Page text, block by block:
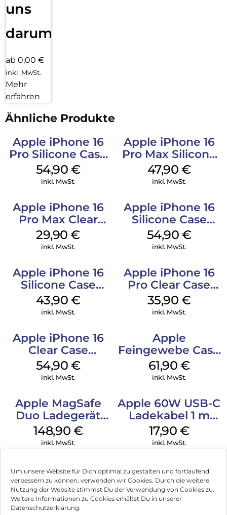
Um unsere Website für Dich optimal zu gestalten und fortlaufend
verbessern zu können, verwenden wir Cookies. Durch die weitere
Nutzung der Website stimmst Du der Verwendung von Cookies zu.
Weitere Informationen zu Cookies erhältst Du in unserer
Datenschutzerklärung.
uns
darum!
ab 0,00 €
inkl. MwSt.
Mehr
erfahren
Ähnliche Produkte
Apple iPhone 16
Pro Silicone Case
MagSafe Black
54,90 €
inkl. MwSt.
Apple iPhone 16
Pro Max Silicone
Case MagSafe
Black
47,90 €
inkl. MwSt.
Apple iPhone 16
Pro Max Clear
Case MagSafe
Transparent
29,90€
inkl. MwSt.
Apple iPhone 16
Silicone Case
MagSafe Black
54,90 €
inkl. MwSt.
Apple iPhone 16
Silicone Case
MagSafe Plum
43,90 €
inkl. MwSt.
Apple iPhone 16
Pro Clear Case
MagSafe
Transparent
35,90 €
inkl. MwSt.
Apple iPhone 16
Clear Case
MagSafe
Transparent
54,90 €
inkl. MwSt.
Apple
Feingewebe Case
iPhone 15 Pro
MagSafe Schwarz
61,90 €
inkl. MwSt.
Apple MagSafe
Duo Ladegerät
Weiß
148,90 €
inkl. MwSt.
Apple 60W USB-C
Ladekabel 1 m
Weiß
17,90 €
inkl. MwSt.
Impressum